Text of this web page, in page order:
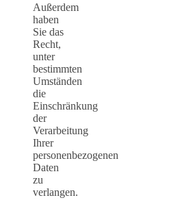
Außerdem
haben
Sie das
Recht,
unter
bestimmten
Umständen
die
Einschränkung
der
Verarbeitung
Ihrer
personenbezogenen
Daten
zu
verlangen.